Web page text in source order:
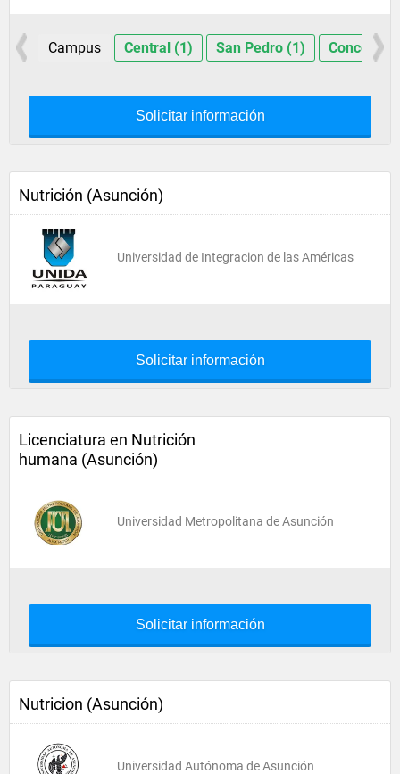
Campus Central (1) San Pedro (1)
Solicitar información
Nutrición (Asunción)
Universidad de Integracion de las Américas
Solicitar información
Licenciatura en Nutrición
humana (Asunción)
Universidad Metropolitana de Asunción
Solicitar información
Nutricion (Asunción)
Universidad Autónoma de Asunción